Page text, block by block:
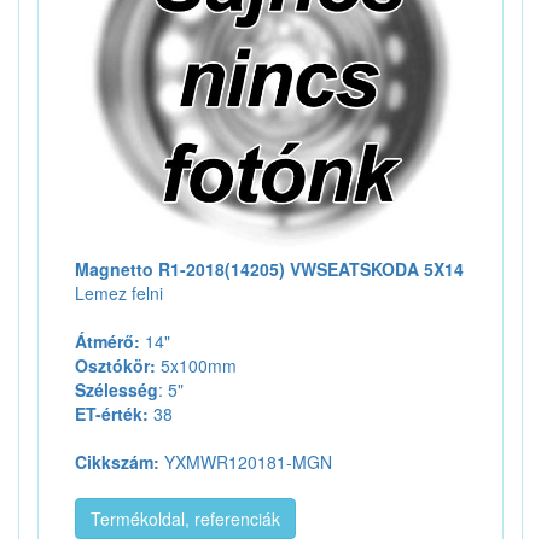
Magnetto R1-2018(14205) VWSEATSKODA 5X14
Lemez felni
Átmérő: 14"
Osztókör: 5x100mm
Szélesség: 5"
ET-érték: 38
Cikkszám: YXMWR120181-MGN
Termékoldal, referenciák